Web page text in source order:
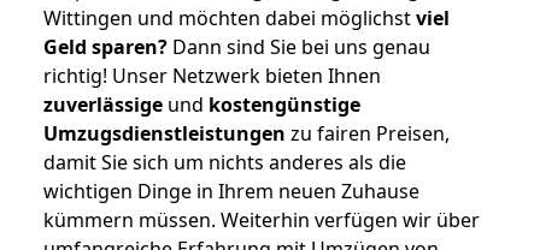
Wittingen und möchten dabei möglichstviel
Geld sparen? Dann sind Sie bei uns genau
richtig! Unser Netzwerk bieten Ihnen
zuverlässige und kostengünstige
Umzugsdienstleistungen zu fairen Preisen,
damit Sie sich um nichts anderes als die
wichtigen Dinge in Ihrem neuen Zuhause
kümmern müssen. Weiterhin verfügen wir über